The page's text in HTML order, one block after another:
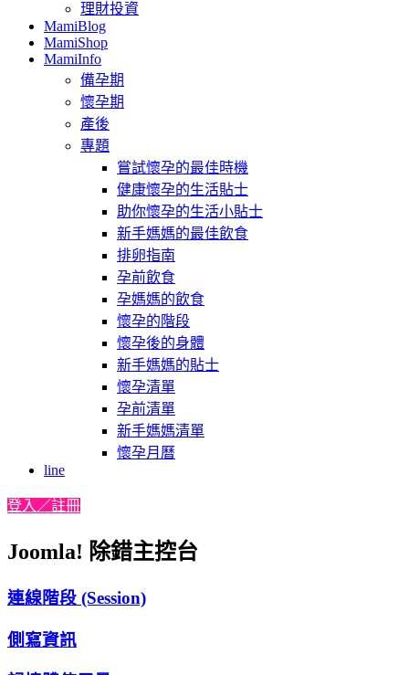
理財投資
MamiBlog
MamiShop
MamiInfo
備孕期
懷孕期
產後
專題
嘗試懷孕的最佳時機
健康懷孕的生活貼士
助你懷孕的生活小貼士
新手媽媽的最佳飲食
排卵指南
孕前飲食
孕媽媽的飲食
懷孕的階段
懷孕後的身體
新手媽媽的貼士
懷孕清單
孕前清單
新手媽媽清單
懷孕月曆
line
登入／註冊
Joomla! 除錯主控台
連線階段 (Session)
側寫資訊